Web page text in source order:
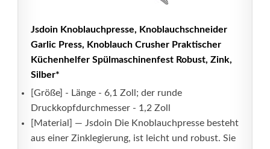
Jsdoin Knoblauchpresse, Knoblauchschneider
Garlic Press, Knoblauch Crusher Praktischer
Küchenhelfer Spülmaschinenfest Robust, Zink,
Silber*
[Größe] - Länge - 6,1 Zoll; der runde
Druckkopfdurchmesser - 1,2 Zoll
[Material] — Jsdoin Die Knoblauchpresse besteht
aus einer Zinklegierung, ist leicht und robust. Sie